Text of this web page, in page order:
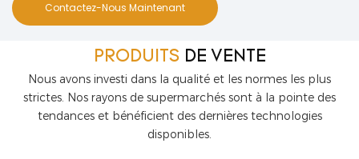
Contactez-Nous Maintenant
PRODUITSDE VENTE
Nous avons investi dans la qualité et les normes les plus
strictes. Nos rayons de supermarchés sont à la pointe des
tendances et bénéficient des dernières technologies
disponibles.